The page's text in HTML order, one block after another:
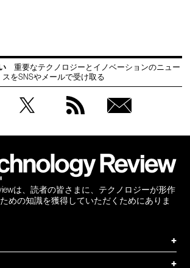
重要なテクノロジーとイノベーションのニュー
スをSNSやメールで受け取る
は、読者の皆さまに、テクノロジーが形作
めの知識を獲得していただくためにありま
+
+